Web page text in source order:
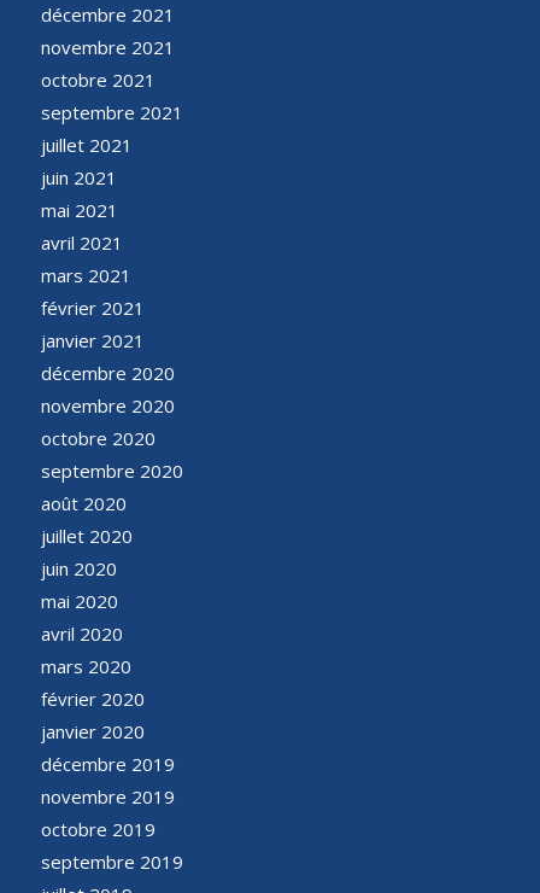
décembre 2021
novembre 2021
octobre 2021
septembre 2021
juillet 2021
juin 2021
mai 2021
avril 2021
mars 2021
février 2021
janvier 2021
décembre 2020
novembre 2020
octobre 2020
septembre 2020
août 2020
juillet 2020
juin 2020
mai 2020
avril 2020
mars 2020
février 2020
janvier 2020
décembre 2019
novembre 2019
octobre 2019
septembre 2019